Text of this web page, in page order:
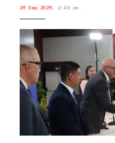
26 Sep 2025, 2:48 pm.